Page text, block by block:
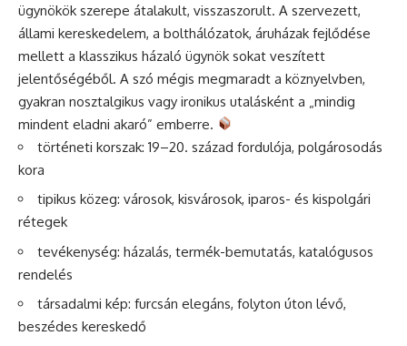
ügynökök szerepe átalakult, visszaszorult. A szervezett,
állami kereskedelem, a bolthálózatok, áruházak fejlődése
mellett a klasszikus házaló ügynök sokat veszített
jelentőségéből. A szó mégis megmaradt a köznyelvben,
gyakran nosztalgikus vagy ironikus utalásként a „mindig
mindent eladni akaró” emberre.
történeti korszak: 19–20. század fordulója, polgárosodás
kora
tipikus közeg: városok, kisvárosok, iparos- és kispolgári
rétegek
tevékenység: házalás, termék-bemutatás, katalógusos
rendelés
társadalmi kép: furcsán elegáns, folyton úton lévő,
beszédes kereskedő